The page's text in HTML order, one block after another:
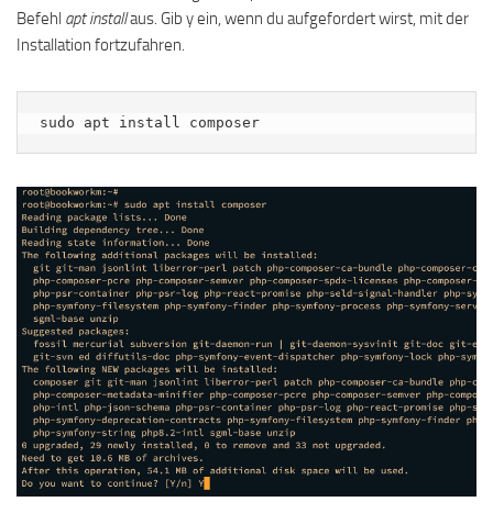
Befehl apt installaus. Gib y ein, wenn du aufgefordert wirst, mit der
Installation fortzufahren.
sudo apt install composer